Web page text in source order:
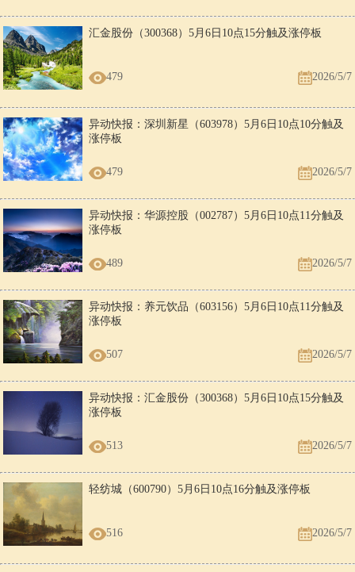
汇金股份（300368）5月6日10点15分触及涨停板
479 2026/5/7
异动快报：深圳新星（603978）5月6日10点10分触及
涨停板
479 2026/5/7
异动快报：华源控股（002787）5月6日10点11分触及
涨停板
489 2026/5/7
异动快报：养元饮品（603156）5月6日10点11分触及
涨停板
507 2026/5/7
异动快报：汇金股份（300368）5月6日10点15分触及
涨停板
513 2026/5/7
轻纺城（600790）5月6日10点16分触及涨停板
516 2026/5/7